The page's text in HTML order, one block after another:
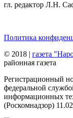
гл. редактор Л.Н.
Политика
© 2018
газета
районная газета
Регистрационный
федеральной
информационных
(Роскомнадзор)